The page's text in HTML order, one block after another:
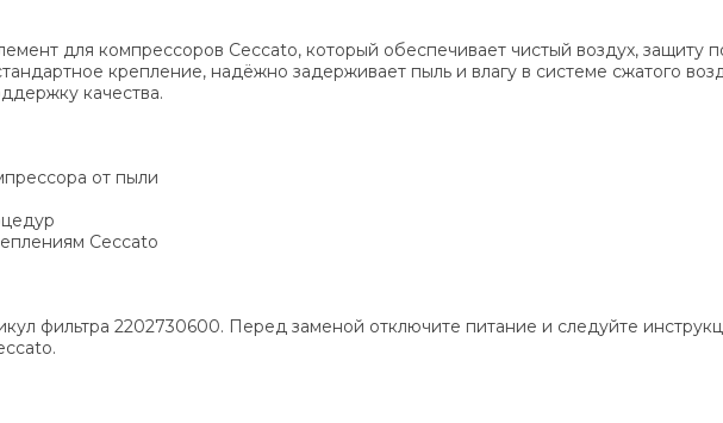
для компрессоров Ceccato, который обеспечивает чистый воздух, защиту
крепление, надёжно задерживает пыль и влагу в системе сжатого
качества.
от пыли
Ceccato
фильтра 2202730600. Перед заменой отключите питание и следуйте